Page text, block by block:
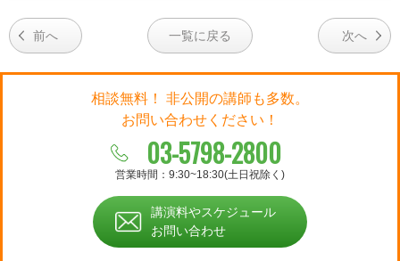
前へ 一覧に戻る 次へ
相談無料！ 非公開の講師も多数。
お問い合わせください！
03-5798-2800
営業時間：9:30~18:30(土日祝除く)
講演料やスケジュール
お問い合わせ